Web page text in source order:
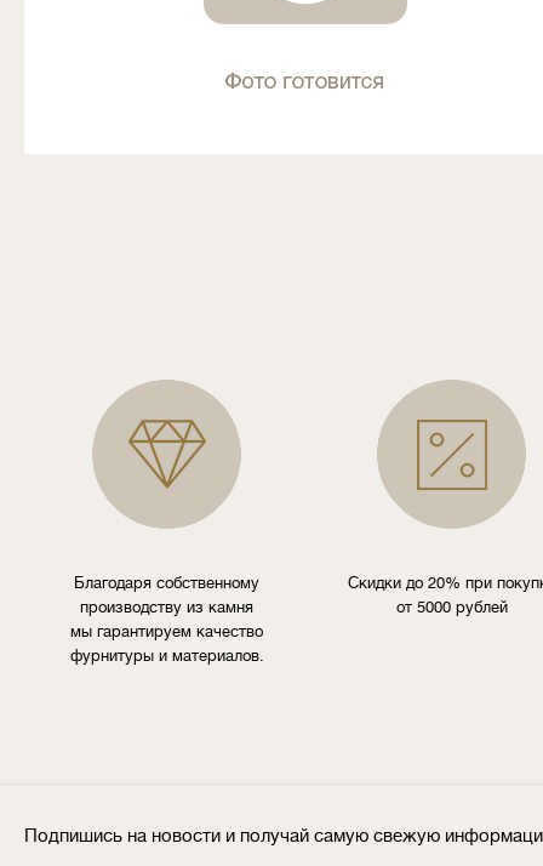
Благодаря собственному
производству из камня
мы гарантируем качество
фурнитуры и материалов.
Скидки до 20% при
от 5000 рублей
Подпишись на новости и получай самую свежую